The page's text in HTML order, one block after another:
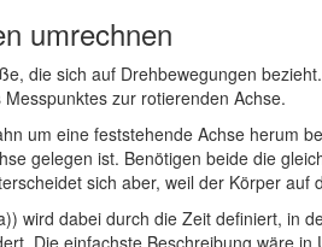
umrechnen
die sich auf Drehbewegungen
zur rotierenden Achse.
um eine feststehende Achse herum
gelegen ist. Benötigen beide die
sich aber, weil der Körper
wird dabei durch die Zeit definiert, in
Die einfachste Beschreibung wäre